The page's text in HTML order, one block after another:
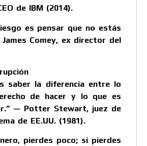
de IBM (2014).
es pensar que no estás
Comey, ex director del
saber la diferencia entre lo
de hacer y lo que es
— Potter Stewart, juez de
de EE.UU. (1981).
pierdes poco; si pierdes